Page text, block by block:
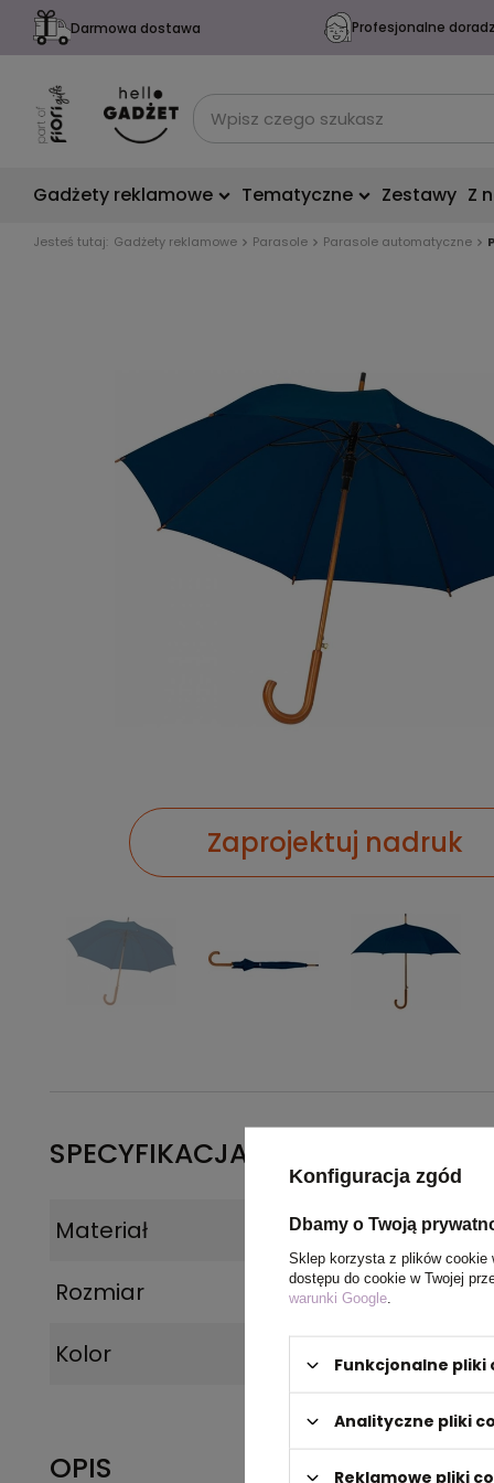
Darmowa dostawa Profesjonalne
Gadżety reklamowe Tematyczne Zestawy Z
Jesteś tutaj: Gadżety reklamowe Parasole Parasole automatyczne
Zaprojektuj nadruk
SPECYFIKACJA PRODUKTU
Materiał
Poliester
Rozmiar
105 x 88 cm
Kolor
granatowy
OPIS
Konfiguracja zgód
Dbamy o Twoją
Sklep korzysta z plików cookie
dostępu do cookie w Twojej
warunki Google
Funkcjonalne
Analityczne pliki
Reklamowe pliki